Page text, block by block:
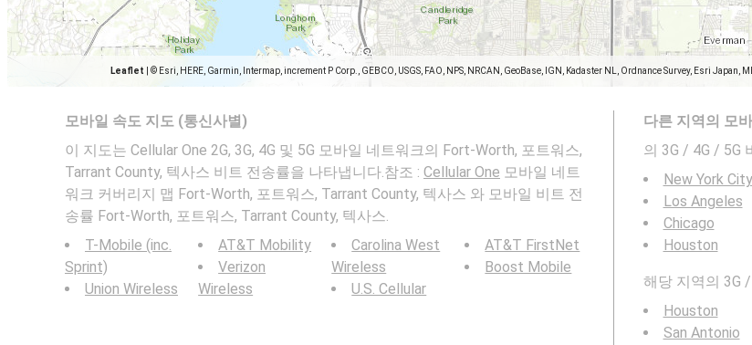
Leaflet © Esri, HERE, Garmin, Intermap, increment P Corp., GEBCO, USGS, FAO, NPS, NRCAN, GeoBase, IGN, Kadaster NL, Ordnance Survey, Esri
모바일 속도 지도 (통신사별)
이 지도는 Cellular One 2G, 3G, 4G 및 5G 모바일 네트워크의 Fort-Worth, 포트워스,
Tarrant County, 텍사스 비트 전송률을 나타냅니다.참조 : Cellular One 모바일 네트
워크 커버리지 맵 Fort-Worth, 포트워스, Tarrant County, 텍사스 와 모바일 비트 전
송률 Fort-Worth, 포트워스, Tarrant County, 텍사스.
T-Mobile (inc.
Sprint)
Union Wireless
AT&T Mobility
Verizon
Wireless
Carolina West
Wireless
U.S. Cellular
AT&T FirstNet
Boost Mobile
다른 지역의 모
의 3G / 4G / 5G
New York City
Los Angeles
Chicago
Houston
해당 지역의 3G
Houston
San Antonio